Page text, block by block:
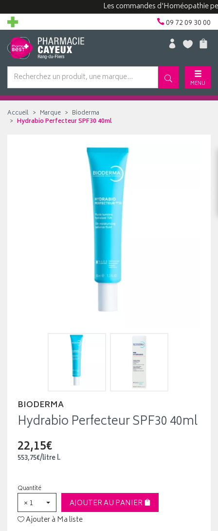
Les commandes d'Homéopathie
09 72 09 30 00
MENU
Accueil Marque
Bioderma
Hydrabio Perfecteur SPF30 40ml
BIODERMA
Hydrabio Perfecteur SPF30 40ml
22,15€
553,75€/litrel.
Quantité
× 1
AJOUTER AU PANIER
Ajouter à Ma liste